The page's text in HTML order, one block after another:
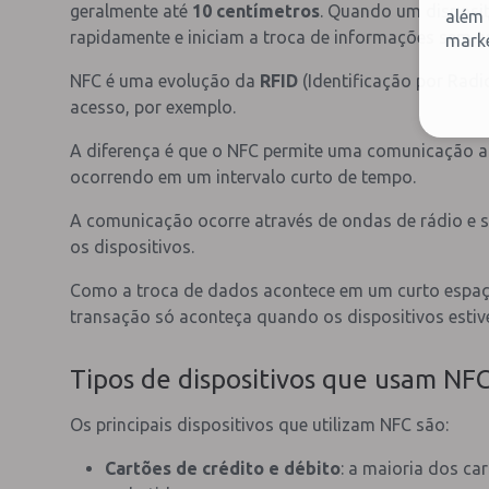
geralmente até 10 centímetros . Quando um
rapidamente e iniciam a troca de informações sem
NFC é uma evolução da RFID (Identificação por
acesso, por exemplo.
A diferença é que o NFC permite uma comunicação
ocorrendo em um intervalo curto de tempo.
A comunicação ocorre através de ondas de rádio e
os dispositivos.
Como a troca de dados acontece em um curto
transação só aconteça quando os dispositivos
Tipos de dispositivos que usam
Os principais dispositivos que utilizam NFC são:
Cartões de crédito e débito: a maioria dos
além